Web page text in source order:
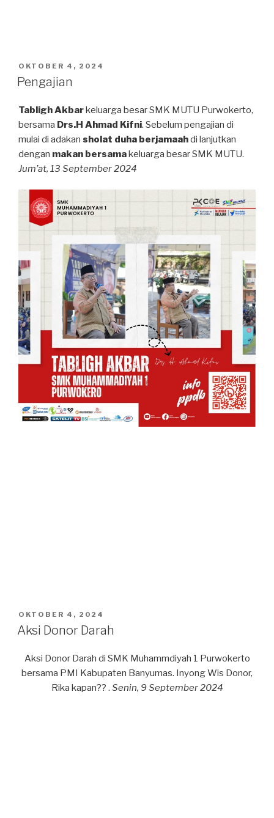
POSTED
ON
OKTOBER 4, 2024
Pengajian
Tabligh Akbarkeluarga besar SMK MUTU Purwokerto,
bersama Drs.H Ahmad Kifni. Sebelum pengajian di
mulai di adakan sholat duha berjamaahdi lanjutkan
dengan makan bersamakeluarga besar SMK MUTU.
Jum’at, 13 September 2024
POSTED
ON
OKTOBER 4, 2024
Aksi Donor Darah
Aksi Donor Darah di SMK Muhammdiyah 1 Purwokerto
bersama PMI Kabupaten Banyumas. Inyong Wis Donor,
Rika kapan?? . Senin, 9 September 2024